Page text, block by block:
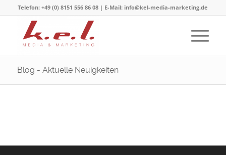
Telefon: +49 (0) 8151 556 86 08 | E-Mail: info@kel-media-marketing.de
Blog - Aktuelle Neuigkeiten